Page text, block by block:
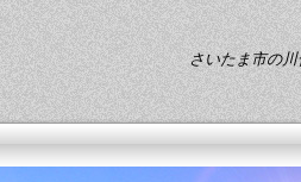
さいたま市の